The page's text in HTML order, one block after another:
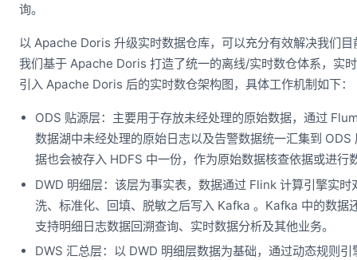
询。
以 Apache Doris 升级实时数据仓库，可以充分有效解决我们
我们基于 Apache Doris 打造了统一的离线/实时数仓体系，实
引入 Apache Doris 后的实时数仓架构图，具体工作机制如下：
ODS 贴源层：主要用于存放未经处理的原始数据，通过
数据湖中未经处理的原始日志以及告警数据统一汇集到 ODS
据也会被存入 HDFS 中一份，作为原始数据核查依据或进行
DWD 明细层：该层为事实表，数据通过 Flink 计算引擎实时
洗、标准化、回填、脱敏之后写入 Kafka 。Kafka 中的数据
支持明细日志数据回溯查询、实时数据分析及其他业务。
DWS 汇总层：以 DWD 明细层数据为基础，通过动态规则